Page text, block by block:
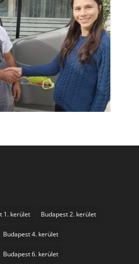
1. kerület Budapest 2. kerület
Budapest 4. kerület
Budapest 6. kerület